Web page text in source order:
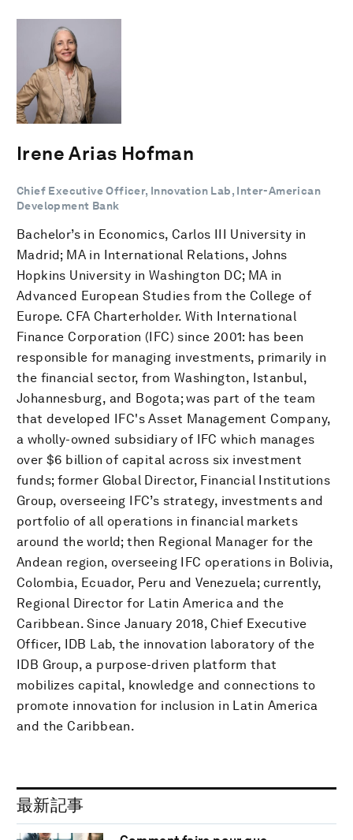
Irene Arias Hofman
Chief Executive Officer, Innovation Lab, Inter-American
Development Bank
Bachelor’s in Economics, Carlos III University in
Madrid; MA in International Relations, Johns
Hopkins University in Washington DC; MA in
Advanced European Studies from the College of
Europe. CFA Charterholder. With International
Finance Corporation (IFC) since 2001: has been
responsible for managing investments, primarily in
the financial sector, from Washington, Istanbul,
Johannesburg, and Bogota; was part of the team
that developed IFC's Asset Management Company,
a wholly-owned subsidiary of IFC which manages
over $6 billion of capital across six investment
funds; former Global Director, Financial Institutions
Group, overseeing IFC’s strategy, investments and
portfolio of all operations in financial markets
around the world; then Regional Manager for the
Andean region, overseeing IFC operations in Bolivia,
Colombia, Ecuador, Peru and Venezuela; currently,
Regional Director for Latin America and the
Caribbean. Since January 2018, Chief Executive
Officer, IDB Lab, the innovation laboratory of the
IDB Group, a purpose-driven platform that
mobilizes capital, knowledge and connections to
promote innovation for inclusion in Latin America
and the Caribbean.
最新記事